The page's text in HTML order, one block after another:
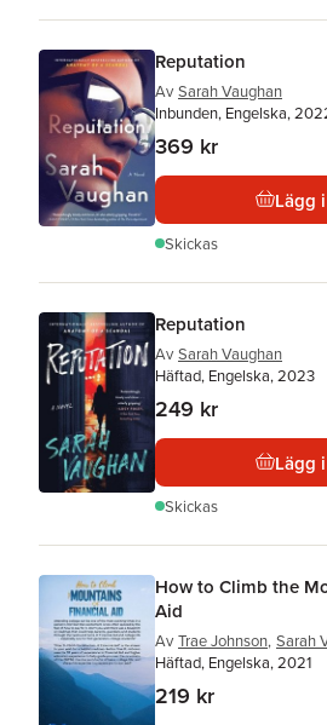
Reputation
Av Sarah Vaughan
Inbunden, Engelska,
369 kr
Lägg
Skickas
Reputation
Av Sarah Vaughan
Häftad, Engelska, 2023
249 kr
Lägg
Skickas
How to Climb the
Aid
Av Trae Johnson, Sarah
Häftad, Engelska, 2021
219 kr